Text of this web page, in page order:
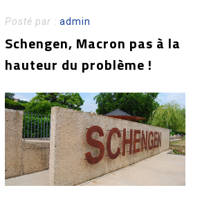
Posté par :admin
Schengen, Macron pas à la
hauteur du problème !